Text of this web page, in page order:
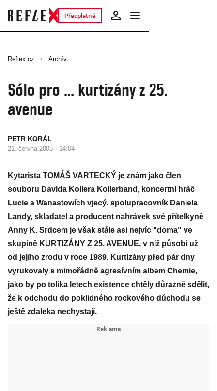
Předplatné
Reflex.cz Archív
Sólo pro ... kurtizány z 25.
avenue
PETR KORÁL
21. června 2005 · 14:04
Kytarista TOMÁŠ VARTECKÝ je znám jako člen
souboru Davida Kollera Kollerband, koncertní hráč
Lucie a Wanastowích vjecý, spolupracovník Daniela
Landy, skladatel a producent nahrávek své přítelkyně
Anny K. Srdcem je však stále asi nejvíc "doma" ve
skupině KURTIZÁNY Z 25. AVENUE, v níž působí už
od jejího zrodu v roce 1989. Kurtizány před pár dny
vyrukovaly s mimořádně agresívním albem Chemie,
jako by po tolika letech existence chtěly důrazně sdělit,
že k odchodu do poklidného rockového důchodu se
ještě zdaleka nechystají.